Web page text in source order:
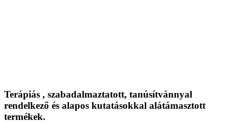
Terápiás , szabadalmaztatott, tanúsítvánnyal
rendelkező és alapos kutatásokkal alátámasztott
termékek.